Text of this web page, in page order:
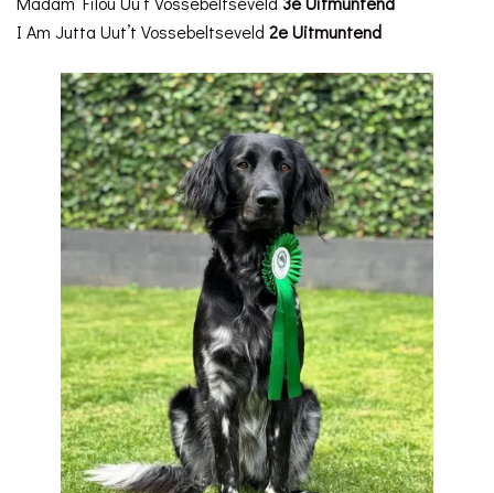
I Am Jutta Uut’t Vossebeltseveld 2e Uitmuntend